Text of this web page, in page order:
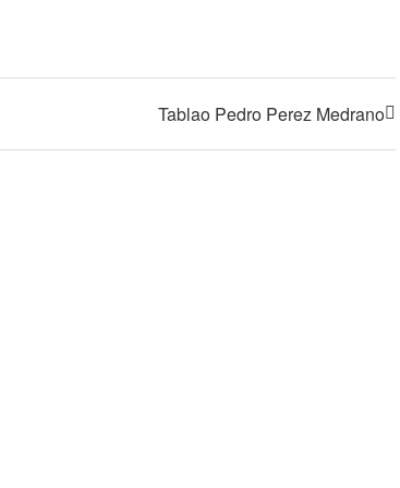
Tablao Pedro Perez Medrano